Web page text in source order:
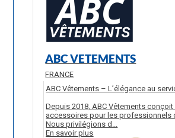
ABC VETEMENTS
FRANCE
ABC Vêtements – L’élégance au
Depuis 2018, ABC Vêtements
accessoires pour les professionnels
Nous privilégions d...
En savoir plus